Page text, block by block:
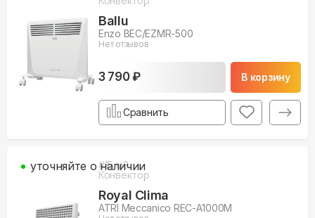
Ballu
Enzo BEC/EZMR-500
Нет отзывов
3 790 ₽ В корзину
Сравнить
#15м3
Конвектор
Royal Clima
ATRI Meccanico REC-A1000M
уточняйте о наличии